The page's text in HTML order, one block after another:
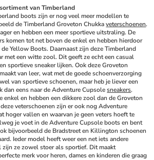
van Timberland
boots zijn er nog veel meer modellen te
de Timberland Groveton Chukka veterschoenen.
en hebben een meer sportieve uitstraling. De
komen tot net boven de enkel en hebben hierdoor
Yellow Boots. Daarnaast zijn deze Timberland
met een witte zool. Dit geeft ze echt een casual
sportieve sneaker lijken. Ook deze Groveton
van leer, wat met de goede schoenverzorging
van sportieve schoenen, maar heb je liever een
dan eens naar de Adventure Cupsole sneakers.
enkel en hebben een dikkere zool dan de Groveton
veterschoenen zijn er ook nog Adventure
hoger vallen en waarvan je geen veters hoeft te
je voet in de Adventure Cupsole boots en bent
bijvoorbeeld de Bradstreet en Killington schoenen
Ieder model heeft weer een net iets andere
ze zowel stoer als sportief. Dit maakt
merk voor heren, dames en kinderen die graag